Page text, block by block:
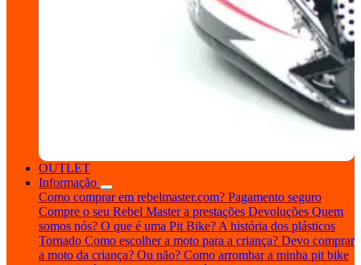
OUTLET
Informação
Como comprar em rebelmaster.com? Pagamento seguro
Compre o seu Rebel Master a prestações Devoluções Quem
somos nós? O que é uma Pit Bike? A história dos plásticos
Tornado Como escolher a moto para a criança? Devo comprar
a moto da criança? Ou não? Como arrombar a minha pit bike